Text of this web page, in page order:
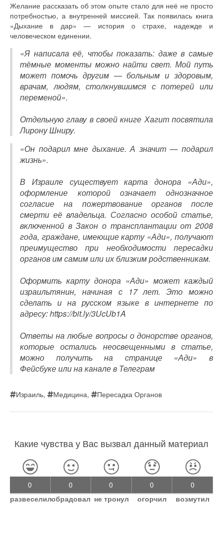
Желание рассказать об этом опыте стало для неё не просто
потребностью, а внутренней миссией. Так появилась книга
«Дыхание в дар» — история о страхе, надежде и
человеческом единении.
«Я написала её, чтобы показать: даже в самые
тёмные моменты можно найти свет. Мой путь
может помочь другим — больным и здоровым,
врачам, людям, столкнувшимся с потерей или
переменой».
Отдельную главу в своей книге Хагит посвятила
Лирону Шниру.
«Он подарил мне дыхание. А значит — подарил
жизнь».
В Израиле существует карта донора «Ади»,
оформление которой означает однозначное
согласие на пожертвование органов после
смерти её владельца. Согласно особой статье,
включенной в Закон о трансплантации от 2008
года, граждане, имеющие карту «Ади», получают
преимущество при необходимости пересадки
органов им самим или их близким родственникам.
Оформить карту донора «Ади» может каждый
израильтянин, начиная с 17 лет. Это можно
сделать и на русском языке в интернете по
адресу: https://bit.ly/3UcUb1A
Ответы на любые вопросы о донорстве органов,
которые остались неосвещенными в статье,
можно получить на странице «Ади» в
Фейсбуке или на канале в Телеграм
Израиль, Медицина, Пересадка Органов
Какие чувства у Вас вызвал данный материал
0
развеселил
0
обрадовал
0
не тронул
0
огорчил
0
возмутил